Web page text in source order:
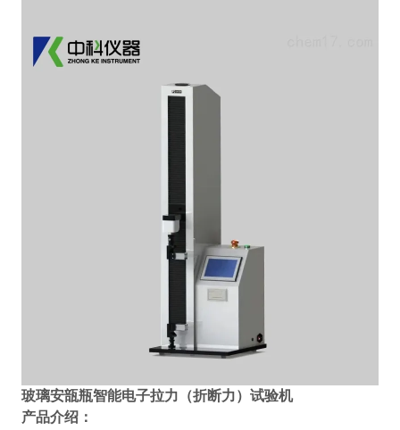
玻璃安瓿瓶智能电子拉力（折断力）试验机
产品介绍：